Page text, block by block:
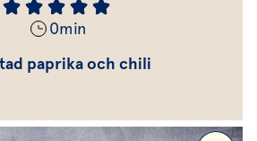
0min
paprika och chili